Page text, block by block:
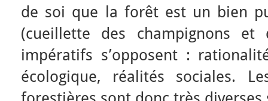
de soi que la forêt est un bien
(cueillette des champignons
impératifs s’opposent :
écologique, réalités sociales.